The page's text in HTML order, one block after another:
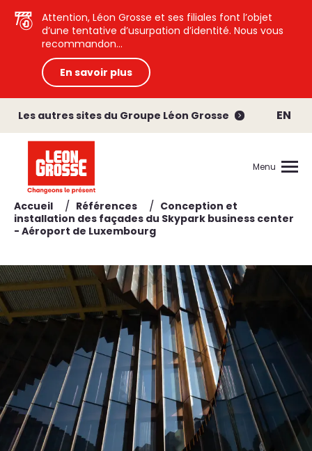
Attention, Léon Grosse et ses filiales font l’objet
d’une tentative d’usurpation d’identité. Nous vous
recommandon...
En savoir plus
Les autres sites du Groupe Léon Grosse EN
Menu
Accueil / Références / Conception et
installation des façades du Skypark business center
- Aéroport de Luxembourg